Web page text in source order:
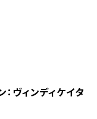
ヴィンディケイタ